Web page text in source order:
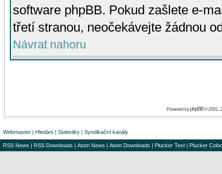
software phpBB. Pokud zašlete e-
třetí stranou, neočekávejte žádnou
Návrat nahoru
Powered byphpBB© 2001,
Webmaster | Hledání | Statistiky | Syndikační kanály
RSS News | RSS Downloads | Atom News | Atom Downloads | Plucker Text | Plucker Color